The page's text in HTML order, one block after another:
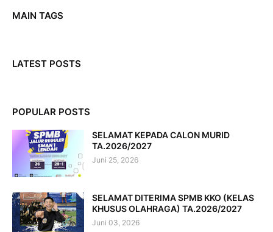
MAIN TAGS
LATEST POSTS
POPULAR POSTS
SELAMAT KEPADA CALON MURID
TA.2026/2027
Juni 25, 2026
SELAMAT DITERIMA SPMB KKO (KELAS
KHUSUS OLAHRAGA) TA.2026/2027
Juni 03, 2026